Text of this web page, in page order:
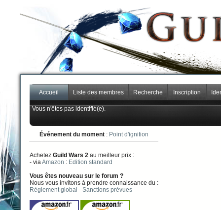
Accueil Liste des membres Recherche Inscription
Vous n'êtes pas identifié(e).
Événement du moment : Point d'ignition
Achetez Guild Wars 2 au meilleur prix :
- viaAmazon : Edition standard
Vous êtes nouveau sur le forum ?
Nous vous invitons à prendre connaissance du :
Règlement global - Sanctions prévues